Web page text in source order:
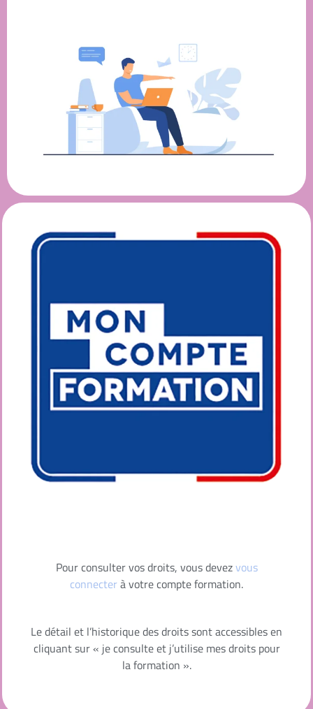
Pour consulter vos droits, vous devezvous
connecterà votre compte formation.
Le détail et l’historique des droits sont accessibles en
cliquant sur « je consulte et j’utilise mes droits pour
la formation ».